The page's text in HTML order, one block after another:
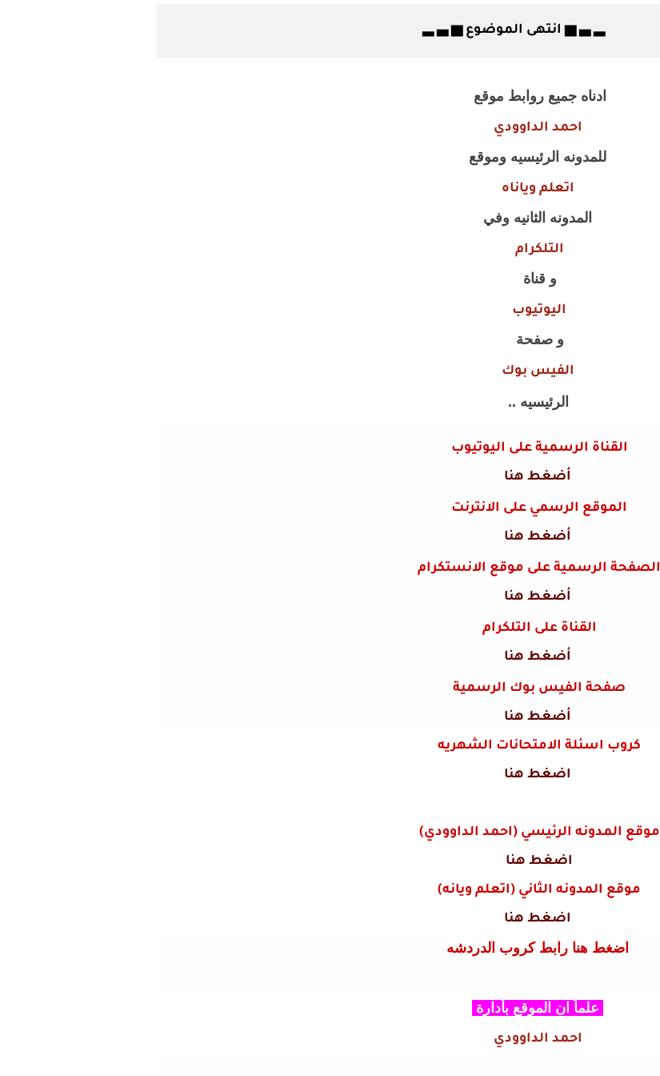
▂ ▃ ▅ انتهى الموضوع ▅ ▃ ▂
ادناه جميع روابط موقع
احمد الداوودي
للمدونه الرئيسيه وموقع
اتعلم وياناه
المدونه الثانيه وفي
التلكرام
و قناة
اليوتيوب
و صفحة
الفيس بوك
الرئيسيه ..
القناة الرسمية على اليوتيوب
أضغط هنا
الموقع الرسمي على الانترنت
أضغط هنا
الصفحة الرسمية على موقع الانستكرام
أضغط هنا
القناة على التلكرام
أضغط هنا
صفحة الفيس بوك الرسمية
أضغط هنا
كروب اسئلة الامتحانات الشهريه
اضغط هنا
موقع المدونه الرئيسي (احمد الداوودي)
اضغط هنا
موقع المدونه الثاني (اتعلم ويانه)
اضغط هنا
اضغط هنا رابط كروب الدردشه
علماً ان الموقع بأدارة
احمد الداوودي